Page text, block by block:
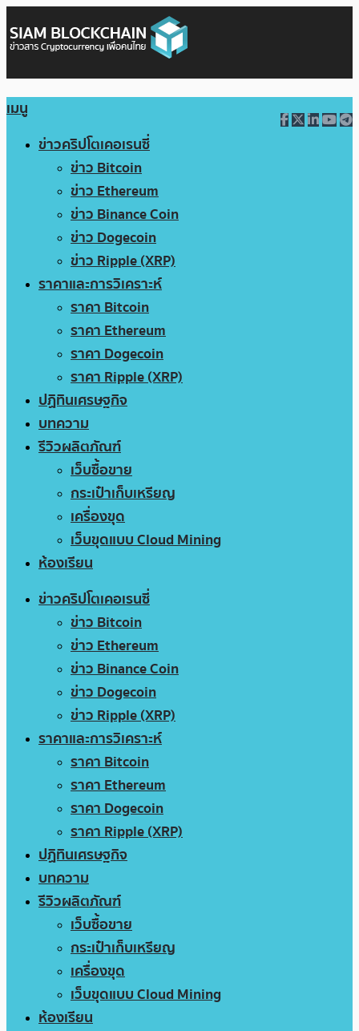
เมนู
ข่าวคริปโตเคอเรนซี่
ข่าว Bitcoin
ข่าว Ethereum
ข่าว Binance Coin
ข่าว Dogecoin
ข่าว Ripple (XRP)
ราคาและการวิเคราะห์
ราคา Bitcoin
ราคา Ethereum
ราคา Dogecoin
ราคา Ripple (XRP)
ปฏิทินเศรษฐกิจ
บทความ
รีวิวผลิตภัณฑ์
เว็บซื้อขาย
กระเป๋าเก็บเหรียญ
เครื่องขุด
เว็บขุดแบบ Cloud Mining
ห้องเรียน
ข่าวคริปโตเคอเรนซี่
ข่าว Bitcoin
ข่าว Ethereum
ข่าว Binance Coin
ข่าว Dogecoin
ข่าว Ripple (XRP)
ราคาและการวิเคราะห์
ราคา Bitcoin
ราคา Ethereum
ราคา Dogecoin
ราคา Ripple (XRP)
ปฏิทินเศรษฐกิจ
บทความ
รีวิวผลิตภัณฑ์
เว็บซื้อขาย
กระเป๋าเก็บเหรียญ
เครื่องขุด
เว็บขุดแบบ Cloud Mining
ห้องเรียน